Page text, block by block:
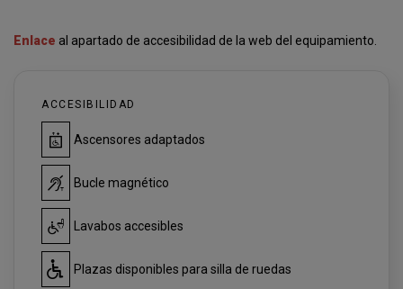
Enlace al apartado de accesibilidad de la web del equipamiento.
ACCESIBILIDAD
Ascensores adaptados
Bucle magnético
Lavabos accesibles
Plazas disponibles para silla de ruedas